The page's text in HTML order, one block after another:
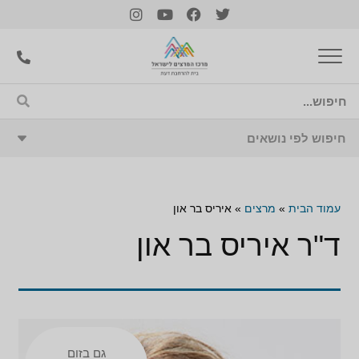
עמוד הבית » מרצים » איריס בר און
ד"ר איריס בר און
גם בזום